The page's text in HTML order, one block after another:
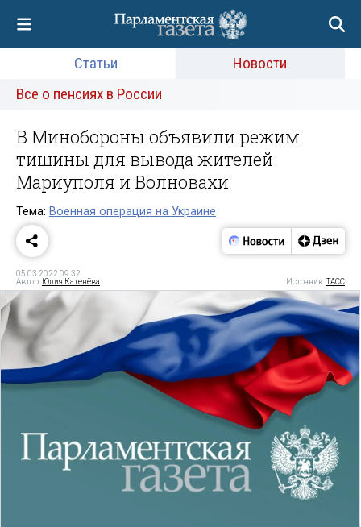
Статьи
Новости
Все о пенсиях в России
В Минобороны объявили режим
тишины для вывода жителей
Мариуполя и Волновахи
Тема: Военная операция на Украине
05.03.2022 09:32
Автор: Юлия Катенёва Источник:ТАСС